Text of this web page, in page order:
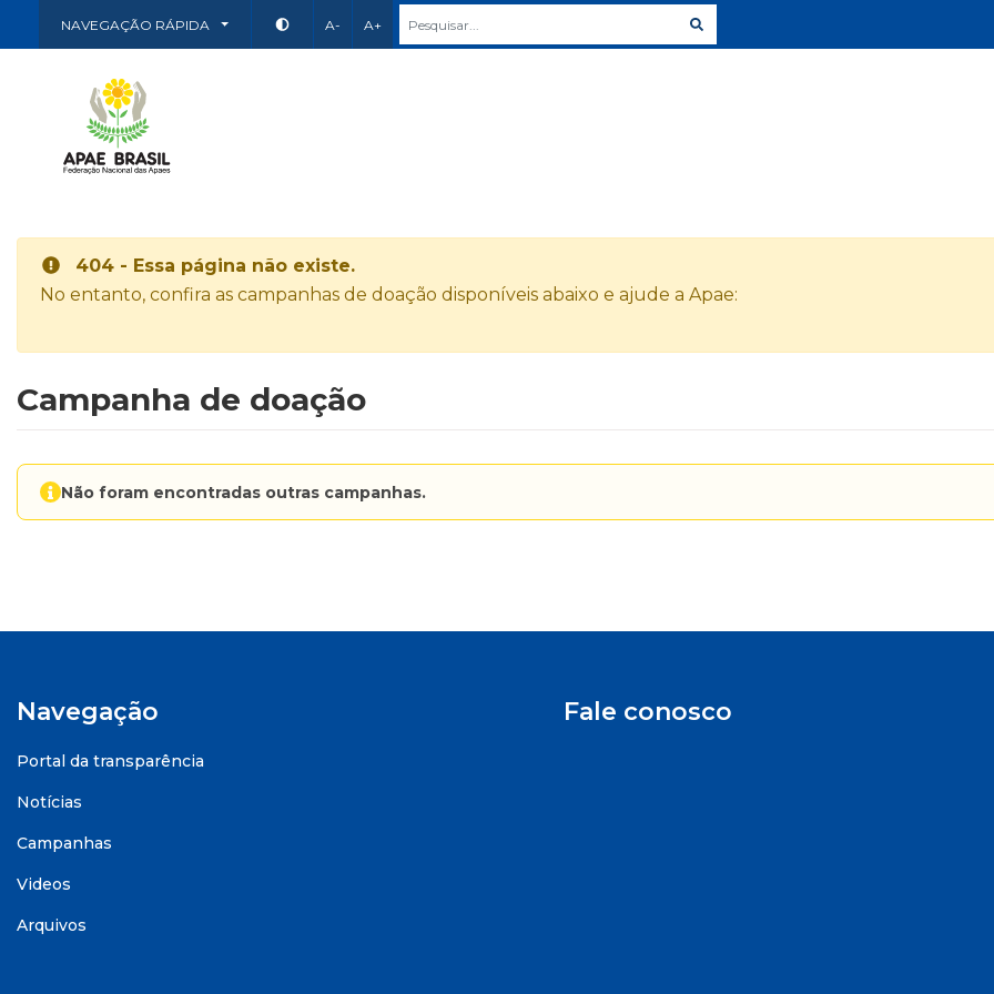
NAVEGAÇÃO RÁPIDA A- A+
404 - Essa página não existe.
No entanto, confira as campanhas de doação disponíveis abaixo e ajude a Apae:
Campanha de doação
Não foram encontradas outras campanhas.
Navegação
Portal da transparência
Notícias
Campanhas
Videos
Arquivos
Fale conosco